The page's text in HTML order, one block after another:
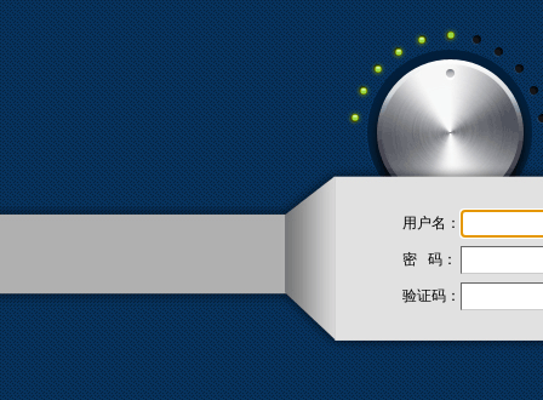
用户名：
密 码：
验证码：